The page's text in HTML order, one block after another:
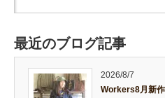
最近のブログ記事
2026/8/7
Workers8月新